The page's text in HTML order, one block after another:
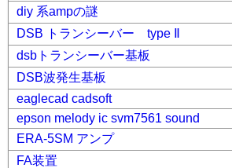
diy 系ampの謎
DSB トランシーバー type Ⅱ
dsbトランシーバー基板
DSB波発生基板
eaglecad cadsoft
epson melody ic svm7561 sound
ERA-5SM アンプ
FA装置